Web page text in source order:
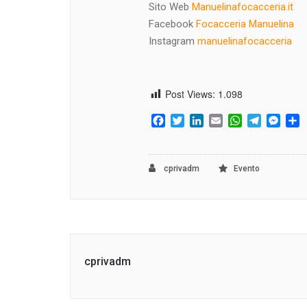
Sito Web Manuelinafocacceria.it
Facebook Focacceria Manuelina
Instagram manuelinafocacceria
Post Views: 1.098
Facebook
TwitterLinkedIn
EmailWhatsApp
Telegram
cprivadm Evento
cprivadm